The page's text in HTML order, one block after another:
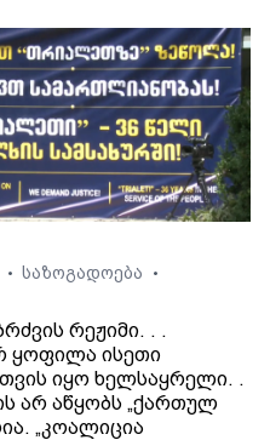
• საზოგადოება •
რეჟიმი. . .
ყოფილა ისეთი
იყო ხელსაყრელი. .
არ აწყობს „ქართულ
„კოალიცია